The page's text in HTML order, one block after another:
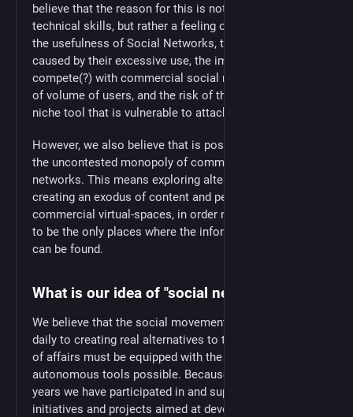
believe that the reason for this is not a lack of
technical skills, but rather a feeling of distrust toward
the usefulness of Social Networks, the damage
caused by their excessive use, the impossibility to
compete(?) with commercial social networks in terms
of volume of users, and the risk of their becoming a
niche tool that is vulnerable to attacks.
However, we also believe that is possible to challenge
the uncontested monopoly of commercial social
networks. This means exploring alternative paths,
creating an exodus of content and people from
commercial virtual-spaces, in order not to allow them
to be the only places where the information we need
can be found.
What is our idea of "social network"
We believe that the social movements that commit
daily to creating real alternatives to the present state
of affairs must be equipped with the most
autonomous tools possible. Because of this, over the
years we have participated in and supported many
initiatives and projects aimed at developing the